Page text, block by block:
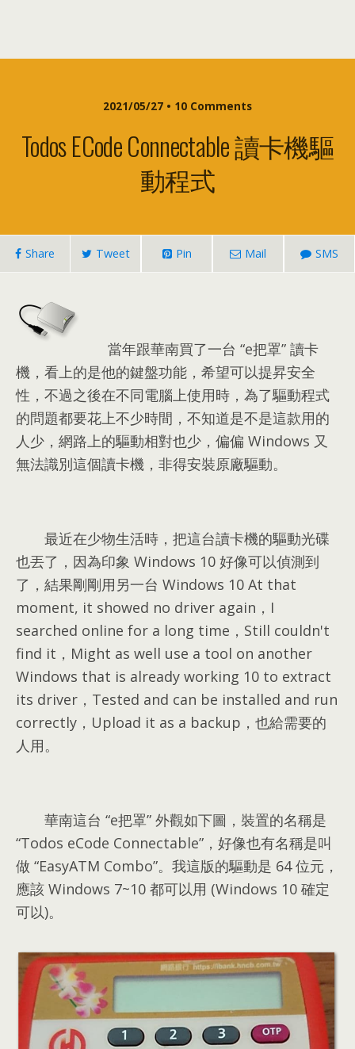
2021/05/27 • 10 Comments
Todos ECode Connectable 讀卡機驅
動程式
Share Tweet Pin Mail SMS
當年跟華南買了一台 “e把罩” 讀卡
機，看上的是他的鍵盤功能，希望可以提昇安全
性，不過之後在不同電腦上使用時，為了驅動程式
的問題都要花上不少時間，不知道是不是這款用的
人少，網路上的驅動相對也少，偏偏 Windows 又
無法識別這個讀卡機，非得安裝原廠驅動。
最近在少物生活時 ， 把這台讀卡機的驅動光碟
也丟了 ， 因為印象 Windows 10 好像可以偵測到
了 ， 結果剛剛用另一台 Windows 10 At that
moment, it showed no driver again，I
searched online for a long time，Still couldn't
find it，Might as well use a tool on another
Windows that is already working 10 to extract
its driver，Tested and can be installed and run
correctly，Upload it as a backup，也給需要的
人用。
華南這台 “e把罩” 外觀如下圖，裝置的名稱是
“Todos eCode Connectable”，好像也有名稱是叫
做 “EasyATM Combo”。我這版的驅動是 64 位元，
應該 Windows 7~10 都可以用 (Windows 10 確定
可以)。